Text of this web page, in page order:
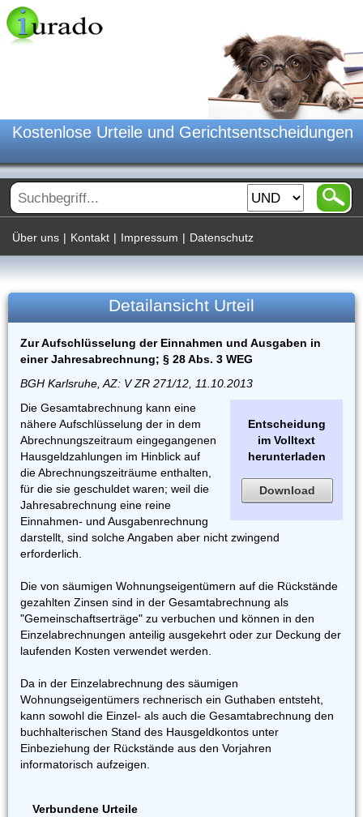
Kostenlose Urteile und Gerichtsentscheidungen
Über uns | Kontakt | Impressum | Datenschutz
Detailansicht Urteil
Zur Aufschlüsselung der Einnahmen und Ausgaben in
einer Jahresabrechnung; § 28 Abs. 3 WEG
BGH Karlsruhe, AZ: V ZR 271/12, 11.10.2013
Entscheidung
im Volltext
herunterladen
Download
Die Gesamtabrechnung kann eine
nähere Aufschlüsselung der in dem
Abrechnungszeitraum eingegangenen
Hausgeldzahlungen im Hinblick auf
die Abrechnungszeiträume enthalten,
für die sie geschuldet waren; weil die
Jahresabrechnung eine reine
Einnahmen- und Ausgabenrechnung
darstellt, sind solche Angaben aber nicht zwingend
erforderlich.
Die von säumigen Wohnungseigentümern auf die Rückstände
gezahlten Zinsen sind in der Gesamtabrechnung als
"Gemeinschaftserträge" zu verbuchen und können in den
Einzelabrechnungen anteilig ausgekehrt oder zur Deckung der
laufenden Kosten verwendet werden.
Da in der Einzelabrechnung des säumigen
Wohnungseigentümers rechnerisch ein Guthaben entsteht,
kann sowohl die Einzel- als auch die Gesamtabrechnung den
buchhalterischen Stand des Hausgeldkontos unter
Einbeziehung der Rückstände aus den Vorjahren
informatorisch aufzeigen.
Verbundene Urteile